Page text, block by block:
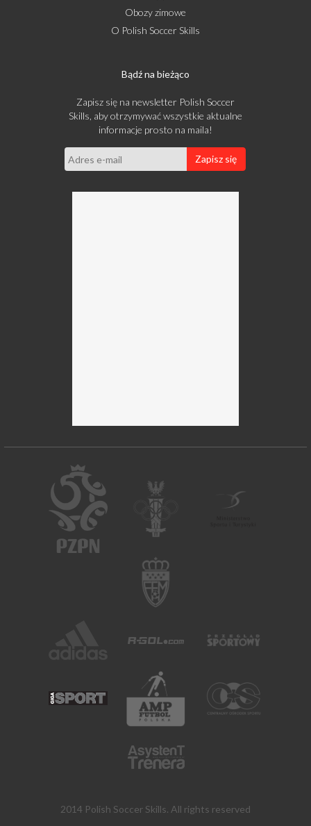
Obozy zimowe
O Polish Soccer Skills
Bądź na bieżąco
Zapisz się na newsletter Polish Soccer
Skills, aby otrzymywać wszystkie aktualne
informacje prosto na maila!
Zapisz się
2014 Polish Soccer Skills. All rights reserved